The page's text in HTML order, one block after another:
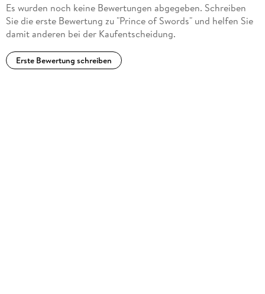
Es wurden noch keine Bewertungen abgegeben. Schreiben
Sie die erste Bewertung zu "Prince of Swords" und helfen Sie
damit anderen bei der Kaufentscheidung.
Erste Bewertung schreiben